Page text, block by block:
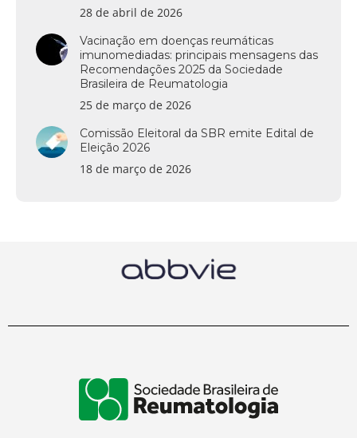
28 de abril de 2026
Vacinação em doenças reumáticas
imunomediadas: principais mensagens das
Recomendações 2025 da Sociedade
Brasileira de Reumatologia
25 de março de 2026
Comissão Eleitoral da SBR emite Edital de
Eleição 2026
18 de março de 2026